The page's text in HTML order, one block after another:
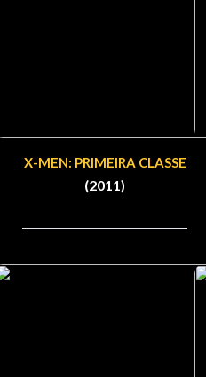
X-MEN: PRIMEIRA CLASSE
(2011)